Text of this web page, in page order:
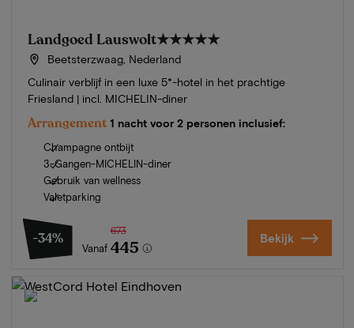
Landgoed Lauswolt★★★★★
Beetsterzwaag, Nederland
Culinair verblijf in een luxe 5*-hotel in het prachtige
Friesland | incl. MICHELIN-diner
Arrangement 1 nacht voor 2 personen inclusief:
Champagne ontbijt
3-Gangen-MICHELIN-diner
Gebruik van wellness
Valetparking
-34%
Vanaf
673
445 Bekijk